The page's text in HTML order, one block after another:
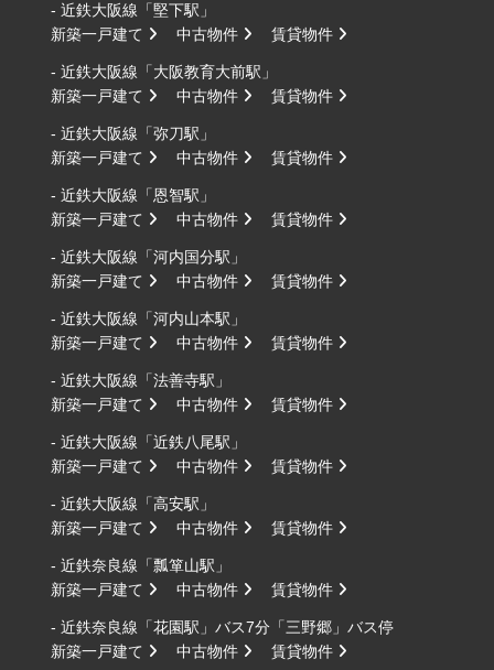
- 近鉄大阪線「堅下駅」
新築一戸建て
中古物件 賃貸物件
- 近鉄大阪線「大阪教育大前駅」
新築一戸建て
中古物件 賃貸物件
- 近鉄大阪線「弥刀駅」
新築一戸建て
中古物件 賃貸物件
- 近鉄大阪線「恩智駅」
新築一戸建て
中古物件 賃貸物件
- 近鉄大阪線「河内国分駅」
新築一戸建て
中古物件 賃貸物件
- 近鉄大阪線「河内山本駅」
新築一戸建て
中古物件 賃貸物件
- 近鉄大阪線「法善寺駅」
新築一戸建て
中古物件 賃貸物件
- 近鉄大阪線「近鉄八尾駅」
新築一戸建て
中古物件 賃貸物件
- 近鉄大阪線「高安駅」
新築一戸建て
中古物件 賃貸物件
- 近鉄奈良線「瓢箪山駅」
新築一戸建て
中古物件 賃貸物件
- 近鉄奈良線「花園駅」バス7分「三野郷」バス停
新築一戸建て
中古物件 賃貸物件